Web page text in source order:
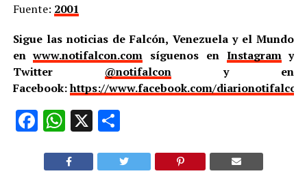
Fuente: 2001
Sigue las noticias de Falcón, Venezuela y el Mundo
enwww.notifalcon.com síguenos en Instagramy
Twitter @notifalcony en
Facebook:https://www.facebook.com/
Facebook
WhatsApp
X Compartir